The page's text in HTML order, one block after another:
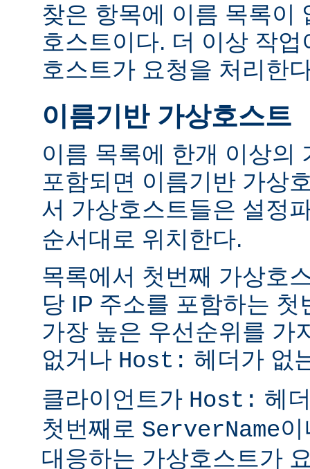
찾은 항목에 이름 목록이
호스트이다. 더 이상 작
호스트가 요청을 처리한
이름기반 가상호스트
이름 목록에 한개 이상의
포함되면 이름기반 가상
서 가상호스트들은 설정
순서대로 위치한다.
목록에서 첫번째 가상호
당 IP 주소를 포함하는
가장 높은 우선순위를 가
없거나 Host: 헤더가 없
클라이언트가 Host: 헤
첫번째로 ServerName
대응하는 가상호스트가